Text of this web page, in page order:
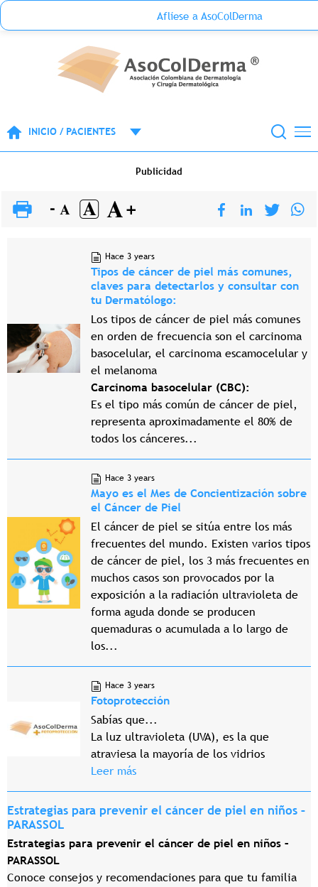
Pasar al contenido principal
Menu Top Anónimo
Aflíese a AsoColDerma
INICIO / PACIENTES
Publicidad
Hace 3 years
Tipos de cáncer de piel más comunes,
claves para detectarlos y consultar con
tu Dermatólogo:
Los tipos de cáncer de piel más comunes
en orden de frecuencia son el carcinoma
basocelular, el carcinoma escamocelular y
el melanoma
Carcinoma basocelular (CBC):
Es el tipo más común de cáncer de piel,
representa aproximadamente el 80% de
todos los cánceres...
Hace 3 years
Mayo es el Mes de Concientización sobre
el Cáncer de Piel
El cáncer de piel se sitúa entre los más
frecuentes del mundo. Existen varios tipos
de cáncer de piel, los 3 más frecuentes en
muchos casos son provocados por la
exposición a la radiación ultravioleta de
forma aguda donde se producen
quemaduras o acumulada a lo largo de
los...
Hace 3 years
Fotoprotección
Sabías que...
La luz ultravioleta (UVA), es la que
atraviesa la mayoría de los vidrios
Leer más
Estrategias para prevenir el cáncer de piel en niños –
PARASSOL
Estrategias para prevenir el cáncer de piel en niños –
PARASSOL
Conoce consejos y recomendaciones para que tu familia